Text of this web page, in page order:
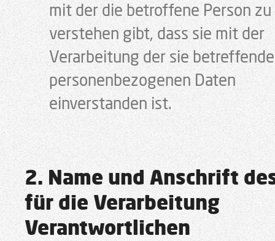
mit der die betroffene Person zu
verstehen gibt, dass sie mit der
Verarbeitung der sie
personenbezogenen Daten
einverstanden ist.
2. Name und Anschrift
für die Verarbeitung
Verantwortlichen